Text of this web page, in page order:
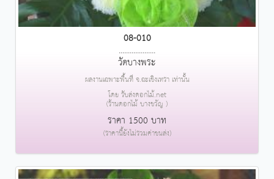
08-010
....................
วัดบางพระ
ผลงานเฉพาะพื้นที่ จ.ฉะเชิงเทรา เท่านั้น
โดย รับส่งดอกไม้.net
(ร้านดอกไม้ บางขวัญ )
ราคา 1500 บาท
(ราคานี้ยังไม่รวมค่าขนส่ง)